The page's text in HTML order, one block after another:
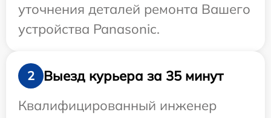
уточнения деталей ремонта Вашего
устройства Panasonic.
2
Выезд курьера за 35 минут
Квалифицированный инженер